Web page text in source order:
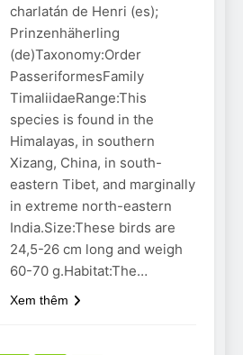
charlatán de Henri (es);
Prinzenhäherling
(de)Taxonomy:Order
PasseriformesFamily
TimaliidaeRange:This
species is found in the
Himalayas, in southern
Xizang, China, in south-
eastern Tibet, and marginally
in extreme north-eastern
India.Size:These birds are
24,5-26 cm long and weigh
60-70 g.Habitat:The…
Xem thêm